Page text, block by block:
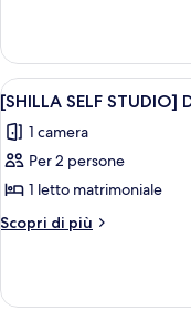
Premier
Family
Twin
Room,
City
view
SELF
STUDIO]
Premier
Family
Twin
Room,
view
Apri
tutte
le
foto
per
[SHILLA
Deluxe
11
[SHILLA SELF
1 camera
Per 2 persone
1 letto matrimoniale
Scopri di più
Altri
SELF